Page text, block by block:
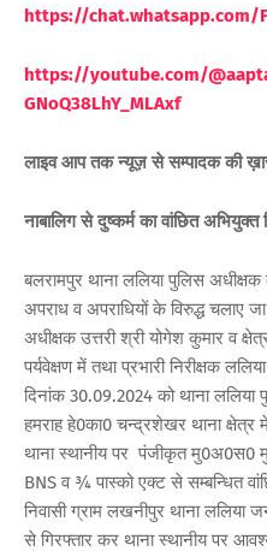
https://chat.whatsapp.com/
https://youtube.com/
GNoQ38LhY_MLAxf
लाइव आप तक न्यूज़ से सम्पादक की
नाबालिग से दुष्कर्म का वांछित अभियुक्त
बलरामपुर थाना ललिया पुलिस अधीक्षक
अपराध व अपराधियों के विरुद्ध
अधीक्षक उत्तरी श्री योगेश कुमार व
पर्यवेक्षण में तथा प्रभारी निरीक्षक
दिनांक 30.09.2024 को थाना ललिया
हमराह हे0का0 चन्द्रशेखर थाना
थाना स्थानीय पर पंजीकृत मु0अ0स0
BNS व ¾ पास्को एक्ट से सम्बन्धित
निवासी ग्राम लखनीपुर थाना ललिया
से गिरफ्तार कर थाना स्थानीय पर